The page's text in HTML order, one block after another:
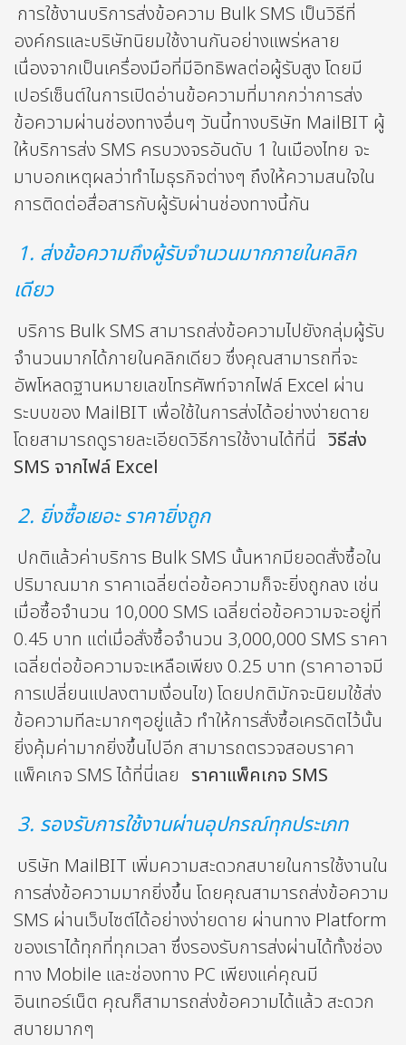
การใช้งานบริการส่งข้อความ Bulk SMS เป็นวิธีที่
องค์กรและบริษัทนิยมใช้งานกันอย่างแพร่หลาย
เนื่องจากเป็นเครื่องมือที่มีอิทธิพลต่อผู้รับสูง โดยมี
เปอร์เซ็นต์ในการเปิดอ่านข้อความที่มากกว่าการส่ง
ข้อความผ่านช่องทางอื่นๆ วันนี้ทางบริษัท MailBIT ผู้
ให้บริการส่ง SMS ครบวงจรอันดับ 1 ในเมืองไทย จะ
มาบอกเหตุผลว่าทำไมธุรกิจต่างๆ ถึงให้ความสนใจใน
การติดต่อสื่อสารกับผู้รับผ่านช่องทางนี้กัน
1. ส่งข้อความถึงผู้รับจำนวนมากภายในคลิก
เดียว
บริการ Bulk SMS สามารถส่งข้อความไปยังกลุ่มผู้รับ
จำนวนมากได้ภายในคลิกเดียว ซึ่งคุณสามารถที่จะ
อัพโหลดฐานหมายเลขโทรศัพท์จากไฟล์ Excel ผ่าน
ระบบของ MailBIT เพื่อใช้ในการส่งได้อย่างง่ายดาย
โดยสามารถดูรายละเอียดวิธีการใช้งานได้ที่นี่ วิธีส่ง
SMS จากไฟล์ Excel
2. ยิ่งซื้อเยอะ ราคายิ่งถูก
ปกติแล้วค่าบริการ Bulk SMS นั้นหากมียอดสั่งซื้อใน
ปริมาณมาก ราคาเฉลี่ยต่อข้อความก็จะยิ่งถูกลง เช่น
เมื่อซื้อจำนวน 10,000 SMS เฉลี่ยต่อข้อความจะอยู่ที่
0.45 บาท แต่เมื่อสั่งซื้อจำนวน 3,000,000 SMS ราคา
เฉลี่ยต่อข้อความจะเหลือเพียง 0.25 บาท (ราคาอาจมี
การเปลี่ยนแปลงตามเงื่อนไข) โดยปกติมักจะนิยมใช้ส่ง
ข้อความทีละมากๆอยู่แล้ว ทำให้การสั่งซื้อเครดิตไว้นั้น
ยิ่งคุ้มค่ามากยิ่งขึ้นไปอีก สามารถตรวจสอบราคา
แพ็คเกจ SMS ได้ที่นี่เลย ราคาแพ็คเกจ SMS
3. รองรับการใช้งานผ่านอุปกรณ์ทุกประเภท
บริษัท MailBIT เพิ่มความสะดวกสบายในการใช้งานใน
การส่งข้อความมากยิ่งขึ้น โดยคุณสามารถส่งข้อความ
SMS ผ่านเว็บไซต์ได้อย่างง่ายดาย ผ่านทาง Platform
ของเราได้ทุกที่ทุกเวลา ซึ่งรองรับการส่งผ่านได้ทั้งช่อง
ทาง Mobile และช่องทาง PC เพียงแค่คุณมี
อินเทอร์เน็ต คุณก็สามารถส่งข้อความได้แล้ว สะดวก
สบายมากๆ